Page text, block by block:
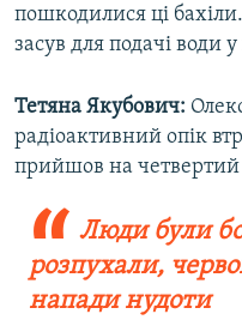
пошкодилися ці
засув для подачі води
Тетяна Якубович:
радіоактивний опік
прийшов на четвертий
Люди були
розпухали,
напади нудоти